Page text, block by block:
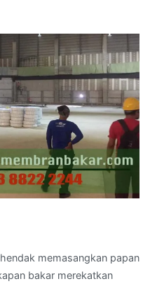
memasangkan papan
bakar merekatkan